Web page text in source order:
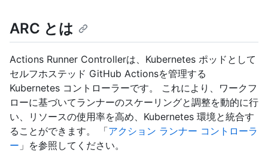
ARC とは
Actions Runner Controllerは、Kubernetes ポッドとして
セルフホステッド GitHub Actionsを管理する
Kubernetes コントローラーです。 これにより、ワークフ
ローに基づいてランナーのスケーリングと調整を動的に行
い、リソースの使用率を高め、Kubernetes 環境と統合す
ることができます。 「アクション ランナー コントローラ
ー 」を参照してください。